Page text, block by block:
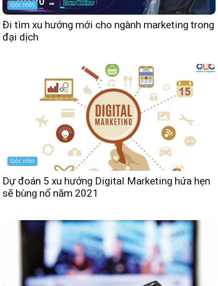
Góc nhìn
Đi tìm xu hướng mới cho ngành marketing trong
đại dịch
Góc nhìn
Dự đoán 5 xu hướng Digital Marketing hứa hẹn
sẽ bùng nổ năm 2021